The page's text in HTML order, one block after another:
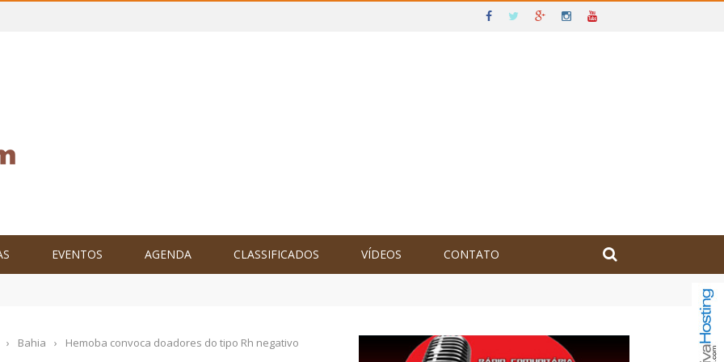
EVENTOS AGENDA CLASSIFICADOS VÍDEOS CONTATO
o Brasil no XXIV Parlamento Internacional de Escritores, na Colômbia
› Bahia › Hemoba convoca doadores do tipo Rh negativo